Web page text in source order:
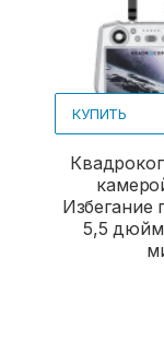
КУПИТЬ
Избегание
5,5